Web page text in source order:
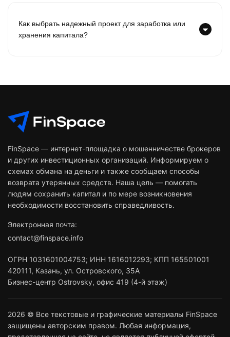
Как выбрать надежный проект для заработка или
хранения капитала?
FinSpace — интернет-площадка о мошенничестве брокеров
и других инвестиционных организаций. Информируем о
схемах обмана на деньги и также сообщаем способы
возврата утерянных средств. Наша цель — помогать
людям сохранить капитал и по мере возникновения
необходимости восстановить справедливость.
Электронная почта:
contact@finspace.info
ОГРН 1031601004753; ИНН 1616012293; КПП 165501001
420111, Казань, ул. Островского, 35А
Бизнес-центр Ostrovsky, офис 419 (4-й этаж)
2026 © Все текстовые и графические материалы FinSpace
защищены авторским правом. Любая информация,